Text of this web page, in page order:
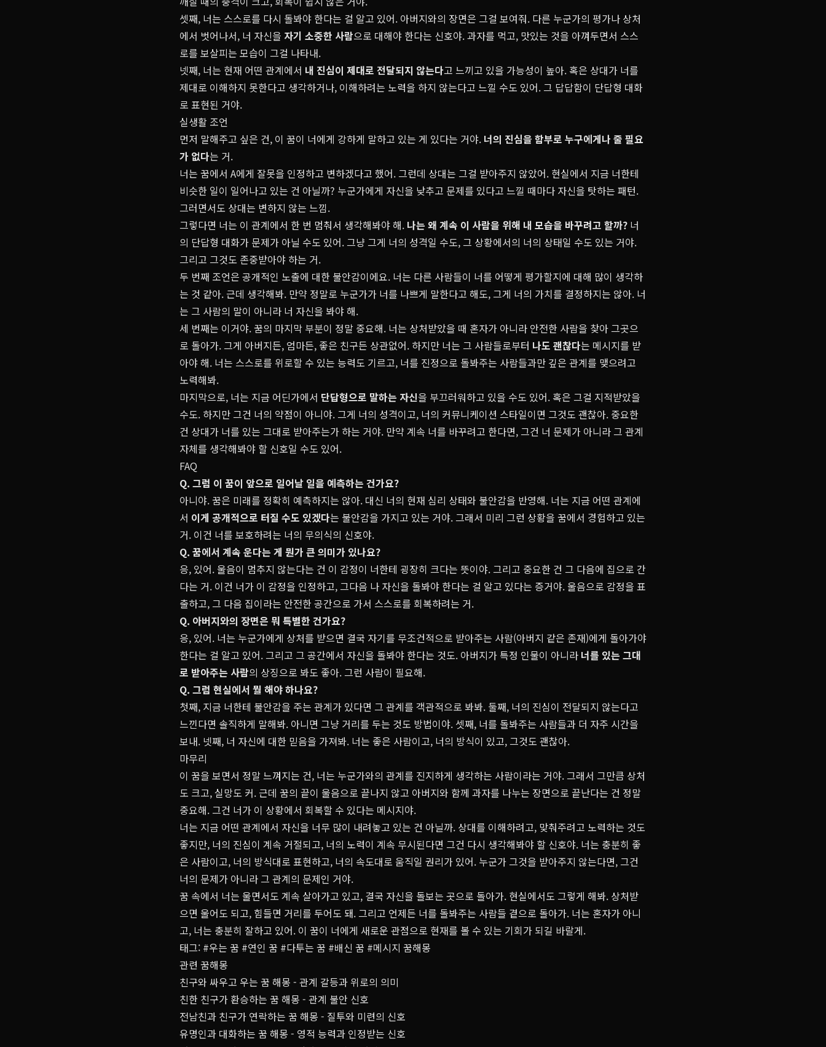
셋째, 너는 스스로를 다시 돌봐야 한다는 걸 알고 있어. 아버지와의 장면은 그걸 보여줘. 다른 누군가의 평가나 상처
에서 벗어나서, 너 자신을 자기 소중한 사람으로 대해야 한다는 신호야. 과자를 먹고, 맛있는 것을 아껴두면서 스스
로를 보살피는 모습이 그걸 나타내.
넷째, 너는 현재 어떤 관계에서 내 진심이 제대로 전달되지 않는다고 느끼고 있을 가능성이 높아. 혹은 상대가 너를
제대로 이해하지 못한다고 생각하거나, 이해하려는 노력을 하지 않는다고 느낄 수도 있어. 그 답답함이 단답형 대화
로 표현된 거야.
실생활 조언
먼저 말해주고 싶은 건, 이 꿈이 너에게 강하게 말하고 있는 게 있다는 거야. 너의 진심을 함부로 누구에게나 줄 필요
가 없다는 거.
너는 꿈에서 A에게 잘못을 인정하고 변하겠다고 했어. 그런데 상대는 그걸 받아주지 않았어. 현실에서 지금 너한테
비슷한 일이 일어나고 있는 건 아닐까? 누군가에게 자신을 낮추고 문제를 있다고 느낄 때마다 자신을 탓하는 패턴.
그러면서도 상대는 변하지 않는 느낌.
그렇다면 너는 이 관계에서 한 번 멈춰서 생각해봐야 해. 나는 왜 계속 이 사람을 위해 내 모습을 바꾸려고 할까? 너
의 단답형 대화가 문제가 아닐 수도 있어. 그냥 그게 너의 성격일 수도, 그 상황에서의 너의 상태일 수도 있는 거야.
그리고 그것도 존중받아야 하는 거.
두 번째 조언은 공개적인 노출에 대한 불안감이에요. 너는 다른 사람들이 너를 어떻게 평가할지에 대해 많이 생각하
는 것 같아. 근데 생각해봐. 만약 정말로 누군가가 너를 나쁘게 말한다고 해도, 그게 너의 가치를 결정하지는 않아. 너
는 그 사람의 말이 아니라 너 자신을 봐야 해.
세 번째는 이거야. 꿈의 마지막 부분이 정말 중요해. 너는 상처받았을 때 혼자가 아니라 안전한 사람을 찾아 그곳으
로 돌아가. 그게 아버지든, 엄마든, 좋은 친구든 상관없어. 하지만 너는 그 사람들로부터 나도 괜찮다는 메시지를 받
아야 해. 너는 스스로를 위로할 수 있는 능력도 기르고, 너를 진정으로 돌봐주는 사람들과만 깊은 관계를 맺으려고
노력해봐.
마지막으로, 너는 지금 어딘가에서 단답형으로 말하는 자신을 부끄러워하고 있을 수도 있어. 혹은 그걸 지적받았을
수도. 하지만 그건 너의 약점이 아니야. 그게 너의 성격이고, 너의 커뮤니케이션 스타일이면 그것도 괜찮아. 중요한
건 상대가 너를 있는 그대로 받아주는가 하는 거야. 만약 계속 너를 바꾸려고 한다면, 그건 너 문제가 아니라 그 관계
자체를 생각해봐야 할 신호일 수도 있어.
FAQ
Q. 그럼 이 꿈이 앞으로 일어날 일을 예측하는 건가요?
아니야. 꿈은 미래를 정확히 예측하지는 않아. 대신 너의 현재 심리 상태와 불안감을 반영해. 너는 지금 어떤 관계에
서 이게 공개적으로 터질 수도 있겠다는 불안감을 가지고 있는 거야. 그래서 미리 그런 상황을 꿈에서 경험하고 있는
거. 이건 너를 보호하려는 너의 무의식의 신호야.
Q. 꿈에서 계속 운다는 게 뭔가 큰 의미가 있나요?
응, 있어. 울음이 멈추지 않는다는 건 이 감정이 너한테 굉장히 크다는 뜻이야. 그리고 중요한 건 그 다음에 집으로 간
다는 거. 이건 너가 이 감정을 인정하고, 그다음 나 자신을 돌봐야 한다는 걸 알고 있다는 증거야. 울음으로 감정을 표
출하고, 그 다음 집이라는 안전한 공간으로 가서 스스로를 회복하려는 거.
Q. 아버지와의 장면은 뭐 특별한 건가요?
응, 있어. 너는 누군가에게 상처를 받으면 결국 자기를 무조건적으로 받아주는 사람(아버지 같은 존재)에게 돌아가야
한다는 걸 알고 있어. 그리고 그 공간에서 자신을 돌봐야 한다는 것도. 아버지가 특정 인물이 아니라 너를 있는 그대
로 받아주는 사람의 상징으로 봐도 좋아. 그런 사람이 필요해.
Q. 그럼 현실에서 뭘 해야 하나요?
첫째, 지금 너한테 불안감을 주는 관계가 있다면 그 관계를 객관적으로 봐봐. 둘째, 너의 진심이 전달되지 않는다고
느낀다면 솔직하게 말해봐. 아니면 그냥 거리를 두는 것도 방법이야. 셋째, 너를 돌봐주는 사람들과 더 자주 시간을
보내. 넷째, 너 자신에 대한 믿음을 가져봐. 너는 좋은 사람이고, 너의 방식이 있고, 그것도 괜찮아.
마무리
이 꿈을 보면서 정말 느껴지는 건, 너는 누군가와의 관계를 진지하게 생각하는 사람이라는 거야. 그래서 그만큼 상처
도 크고, 실망도 커. 근데 꿈의 끝이 울음으로 끝나지 않고 아버지와 함께 과자를 나누는 장면으로 끝난다는 건 정말
중요해. 그건 너가 이 상황에서 회복할 수 있다는 메시지야.
너는 지금 어떤 관계에서 자신을 너무 많이 내려놓고 있는 건 아닐까. 상대를 이해하려고, 맞춰주려고 노력하는 것도
좋지만, 너의 진심이 계속 거절되고, 너의 노력이 계속 무시된다면 그건 다시 생각해봐야 할 신호야. 너는 충분히 좋
은 사람이고, 너의 방식대로 표현하고, 너의 속도대로 움직일 권리가 있어. 누군가 그것을 받아주지 않는다면, 그건
너의 문제가 아니라 그 관계의 문제인 거야.
꿈 속에서 너는 울면서도 계속 살아가고 있고, 결국 자신을 돌보는 곳으로 돌아가. 현실에서도 그렇게 해봐. 상처받
으면 울어도 되고, 힘들면 거리를 두어도 돼. 그리고 언제든 너를 돌봐주는 사람들 곁으로 돌아가. 너는 혼자가 아니
고, 너는 충분히 잘하고 있어. 이 꿈이 너에게 새로운 관점으로 현재를 볼 수 있는 기회가 되길 바랄게.
태그: #우는 꿈 #연인 꿈 #다투는 꿈 #배신 꿈 #메시지 꿈해몽
관련 꿈해몽
친구와 싸우고 우는 꿈 해몽 - 관계 갈등과 위로의 의미
친한 친구가 환승하는 꿈 해몽 - 관계 불안 신호
전남친과 친구가 연락하는 꿈 해몽 - 질투와 미련의 신호
유명인과 대화하는 꿈 해몽 - 영적 능력과 인정받는 신호